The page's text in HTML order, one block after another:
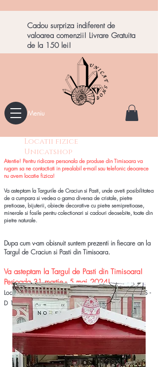
Cadou surpriza indiferent de
valoarea comenzii! Livrare Gratuita
de la 150 lei!
Meniu
Locatii fizice
Unicatshop
Atentie! Pentru ridicare personala de produse din Timisoara va
rugam sa ne contactiati in prealabil e-mail sau telefonic deoarece
nu avem locatie fizica!
Va asteptam la Targurile de Craciun si Pasti, unde aveti posibilitatea
de a cumpara si vedea o gama diversa de cristale, pietre
pretioase, bijuterii, obiecte decorative cu pietre semipretioase,
minerale si fosile pentru colectionari si cadouri deosebite, toate din
pietre naturale.
Dupa cum v-am obisnuit suntem prezenti in fiecare an la
Targul de Craciun si Pasti din Timisoara.
Va asteptam la Targul de Pasti din Timisoara!
Perioada 31martie - 5 mai 2024!
Locatie: Piata LibertatiiProgram: L - V: 12:00 - 21:00; S -
D 10:00 - 22:00